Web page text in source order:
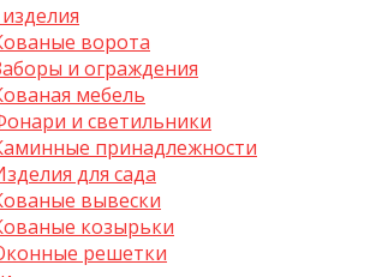
ворота
и ограждения
мебель
и светильники
принадлежности
для сада
вывески
козырьки
решетки